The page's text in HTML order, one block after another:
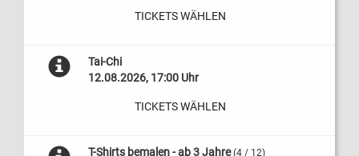
TICKETS WÄHLEN
Tai-Chi
12.08.2026, 17:00 Uhr
TICKETS WÄHLEN
T-Shirts bemalen - ab 3 Jahre (4 / 12)